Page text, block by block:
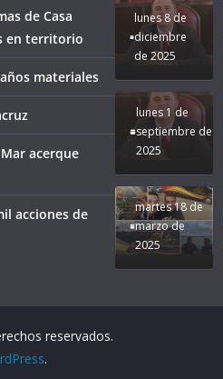
de Casa
en territorio
materiales
acerque
acciones de
lunes 8 de
diciembre
de 2025
Ruta que
Marca
Nuestra
Rocío Nahle.
lunes 1 de
septiembre de
2025
Difamación
martes 18 de
marzo de
2025
reservados.
.